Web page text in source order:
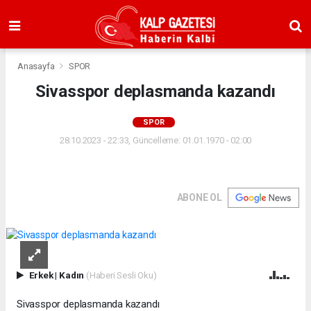
Anasayfa SPOR
Sivasspor deplasmanda kazandı
SPOR
28.10.2023 - 22:33, Güncelleme: 01.01.1970 - 02:00
ABONE OL
Erkek| Kadın (Haberi Sesli Oku)
Sivasspor deplasmanda kazandı